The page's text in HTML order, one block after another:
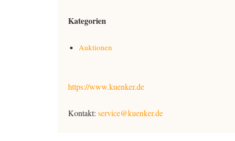
Kategorien
Auktionen
https://www.kuenker.de
Kontakt: service@kuenker.de